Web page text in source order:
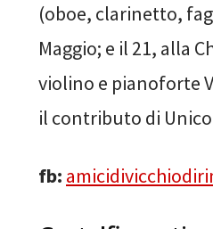
(oboe, clarinetto,
Maggio; e il 21, alla
violino e pianoforte
il contributo di
fb: